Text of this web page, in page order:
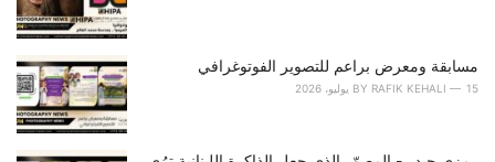
مسابقة ومعرض براعم للتصوير الفوتوغرافي
BY RAFIK KEHALI 15 يوليو، 2026